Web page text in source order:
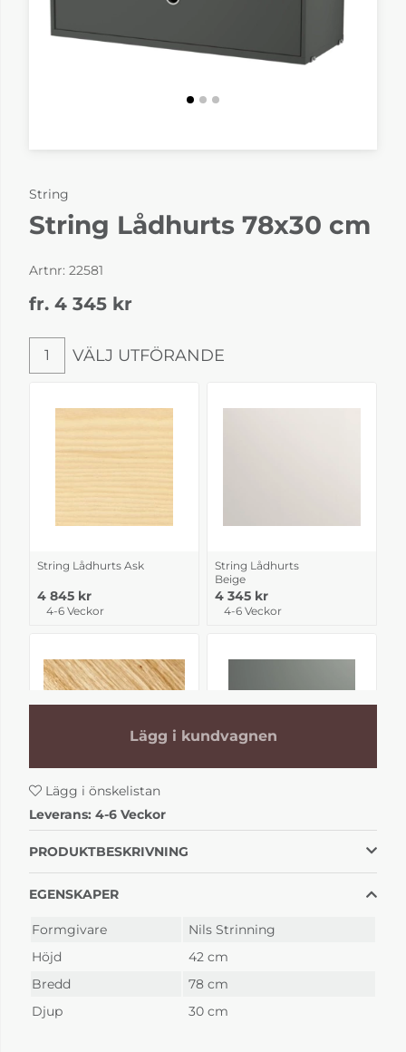
String
String Lådhurts 78x30 cm
Artnr: 22581
fr. 4 345 kr
Välj utförande
1 VÄLJ UTFÖRANDE
String Lådhurts Ask
4 845 kr
4-6 Veckor
String Lådhurts
Beige
4 345 kr
4-6 Veckor
String Lådhurts Ek
4 845 kr
Mörkgrå
Lägg i kundvagnen
Lägg i önskelistan
Leverans: 4-6 Veckor
PRODUKTBESKRIVNING
EGENSKAPER
Formgivare
Nils Strinning
Höjd
42 cm
Bredd
78 cm
Djup
30 cm